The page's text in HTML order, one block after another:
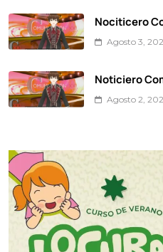
Nociticero
Agosto 3,
Noticiero
Agosto 2,